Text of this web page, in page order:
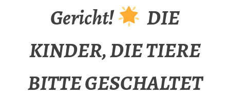
Gericht!
DIE
KINDER, DIE TIERE
BITTE GESCHALTET